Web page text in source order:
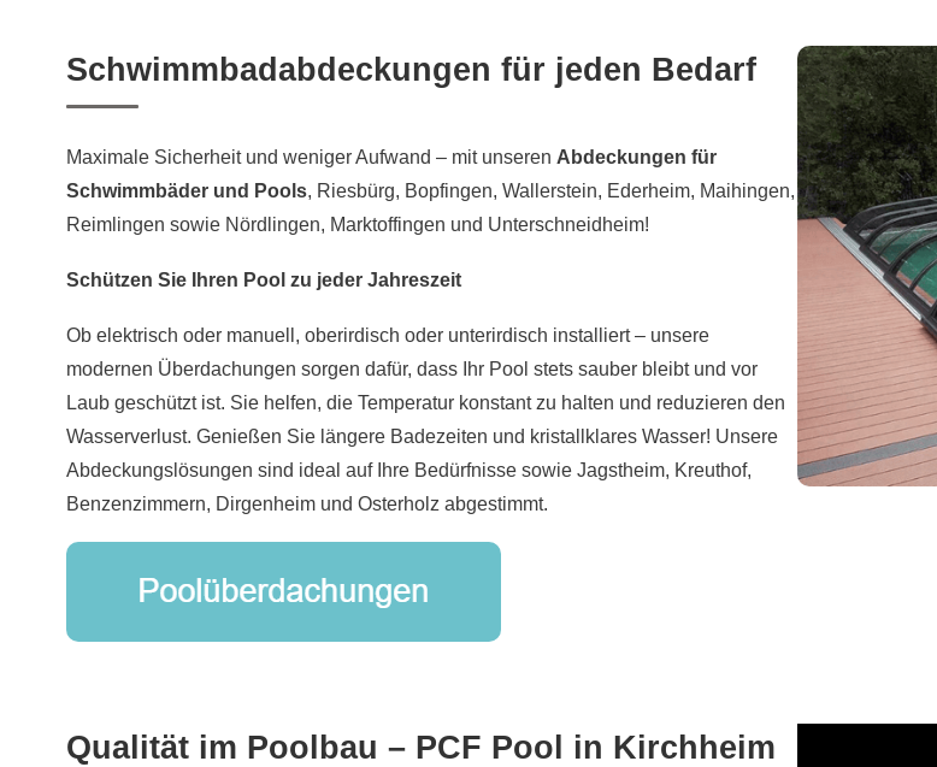
Schwimmbadabdeckungen für jeden Bedarf
Maximale Sicherheit und weniger Aufwand – mit unseren Abdeckungen für
Schwimmbäder und Pools, Riesbürg, Bopfingen, Wallerstein, Ederheim, Maihingen,
Reimlingen sowie Nördlingen, Marktoffingen und Unterschneidheim!
Schützen Sie Ihren Pool zu jeder Jahreszeit
Ob elektrisch oder manuell, oberirdisch oder unterirdisch installiert – unsere
modernen Überdachungen sorgen dafür, dass Ihr Pool stets sauber bleibt und vor
Laub geschützt ist. Sie helfen, die Temperatur konstant zu halten und reduzieren den
Wasserverlust. Genießen Sie längere Badezeiten und kristallklares Wasser! Unsere
Abdeckungslösungen sind ideal auf Ihre Bedürfnisse sowie Jagstheim, Kreuthof,
Benzenzimmern, Dirgenheim und Osterholz abgestimmt.
Qualität im Poolbau – PCF Pool in Kirchheim